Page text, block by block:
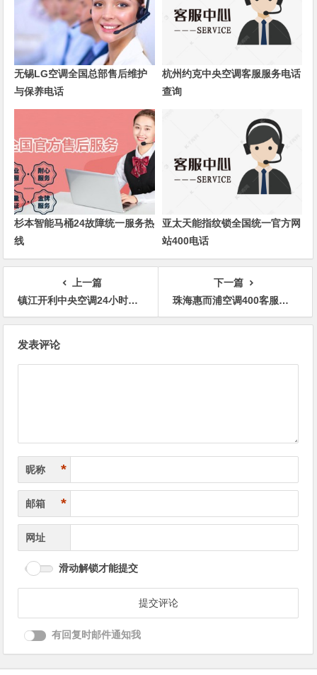
无锡LG空调全国总部售后维护
与保养电话
杭州约克中央空调客服服务电话
查询
杉本智能马桶24故障统一服务热
线
亚太天能指纹锁全国统一官方网
站400电话
上一篇
镇江开利中央空调24小时客服客服电话
下一篇
珠海惠而浦空调400客服售后统一热线400受理客服中心
发表评论
昵称 *
邮箱 *
网址
滑动解锁才能提交
有回复时邮件通知我